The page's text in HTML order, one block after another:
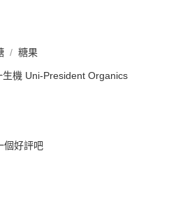
糖果
生機 Uni-President Organics
個好評吧